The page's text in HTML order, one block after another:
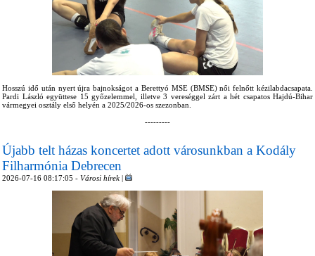
Hosszú idő után nyert újra bajnokságot a Berettyó MSE (BMSE) női felnőtt kézilabdacsapata.
Pardi László együttese 15 győzelemmel, illetve 3 vereséggel zárt a hét csapatos Hajdú-Bihar
vármegyei osztály első helyén a 2025/2026-os szezonban.
---------
Újabb telt házas koncertet adott városunkban a Kodály
Filharmónia Debrecen
2026-07-16 08:17:05 - Városi hírek |